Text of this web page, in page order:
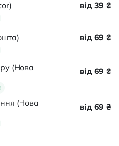
від 39 ₴
від 69 ₴
(Нова
від 69 ₴
(Нова
від 69 ₴